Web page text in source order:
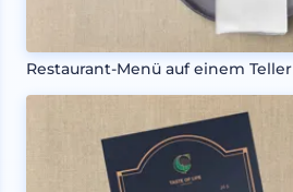
Restaurant-Menü auf einem Teller